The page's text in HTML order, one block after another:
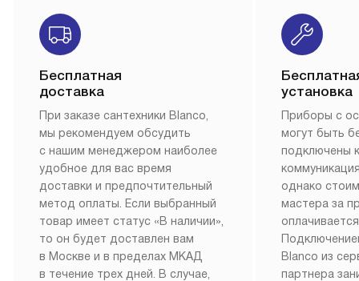
Бесплатная
доставка
При заказе сантехники Blanco,
мы рекомендуем обсудить
с нашим менеджером наиболее
удобное для вас время
доставки и предпочтительный
метод оплаты. Если выбранный
товар имеет статус «В наличии»,
то он будет доставлен вам
в Москве и в пределах МКАД
в течение трех дней. В случае,
установка
Приборы с
могут быть
подключены
однако
мастера за
Blanco из
партнера